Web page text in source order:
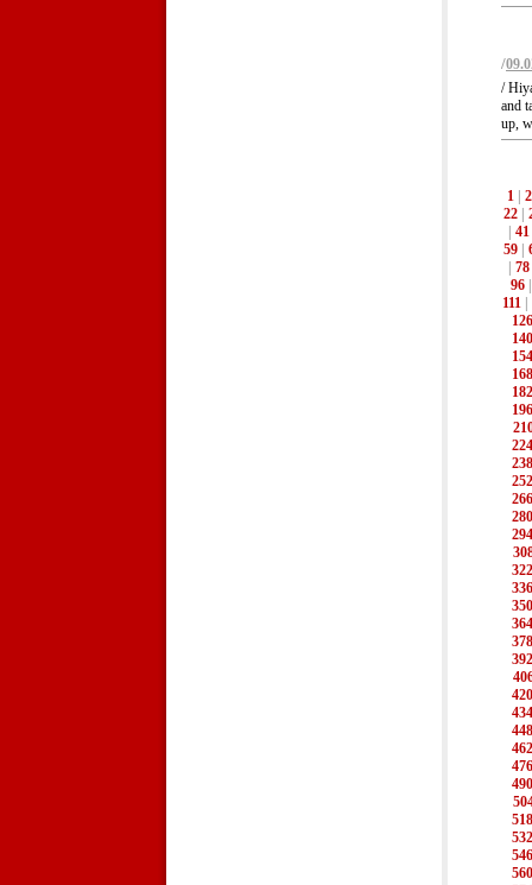
/
/
and
up,
1
2
22|
41
59|
78
96
111|
126
140
154
168
182
196
224
238
252
266
280
294
322
336
350
364
378
392
420
434
448
462
476
490
518
532
546
560